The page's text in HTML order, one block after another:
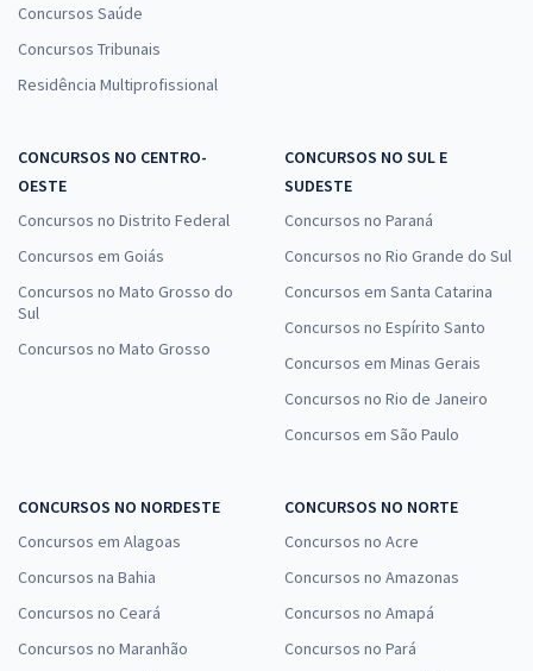
Concursos Saúde
Concursos Tribunais
Residência Multiprofissional
CONCURSOS NO CENTRO-
OESTE
Concursos no Distrito Federal
Concursos em Goiás
Concursos no Mato Grosso do
Sul
Concursos no Mato Grosso
CONCURSOS NO SUL E
SUDESTE
Concursos no Paraná
Concursos no Rio Grande do Sul
Concursos em Santa Catarina
Concursos no Espírito Santo
Concursos em Minas Gerais
Concursos no Rio de Janeiro
Concursos em São Paulo
CONCURSOS NO NORDESTE
Concursos em Alagoas
Concursos na Bahia
Concursos no Ceará
Concursos no Maranhão
CONCURSOS NO NORTE
Concursos no Acre
Concursos no Amazonas
Concursos no Amapá
Concursos no Pará